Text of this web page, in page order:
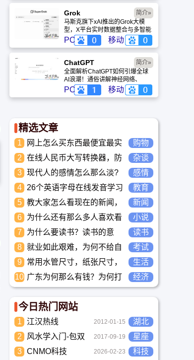
零基础用户也能轻松实现专业级创
作，让设计触手可及。
Grok
马斯克旗下xAI推出的Grok大模
型，X平台实时数据整合与多智能
体协作的核心优势。针对其中文能
力、隐私安全及幻觉问题等高频疑
问进行客观解答，提供AI选型参
考。
PC 移动
简介»
ChatGPT‌
全面解析ChatGPT如何引爆全球
AI浪潮！通俗讲解神经网络、
Transformer与RLHF核心技术，
带您轻松看懂大语言模型如何重塑
PC 移动
简介»
精选文章
1
网上怎么买东西最便宜最实
惠?
购物
2
在线人民币大写转换器，防
止数字被篡改
杂谈
3
现代人的感情怎么那么淡?
未来又应该如何面对这人情
淡如水的局面呢
感情
4
26个英语字母在线发音学习
_儿童英语启蒙大全
教育
5
教大家怎么看现在的新闻，
如何识别真假新闻！
新闻
6
为什么还有那么多人喜欢看
小说？小说到底有什么魅力
长盛不衰？
小说
7
为什么要读书？读书的意
义？怎么教育孩子读书？
读书
8
就业如此艰难，为何不给自
己学习考试充电，学一技之
长，胜过万贯家财
考试
9
常用水管尺寸，纸张尺寸，
相片尺寸，数据接口对照，
国标鞋码与脚长对照，衣服
来。
生活
10 广东为何那么有钱？为何打
工都到广东去，广东连续37
经济
今日热门网站
1 江汉热线 2012-01-15
湖北
2
风水学入门-包双
龙
2017-09-19
星座
3
CNMO科技 2026-02-23 科技